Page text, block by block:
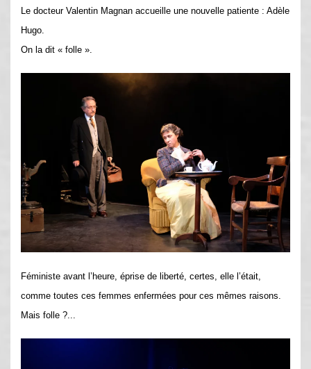
Le docteur Valentin Magnan accueille une nouvelle patiente : Adèle
Hugo.
On la dit « folle ».
Féministe avant l’heure, éprise de liberté, certes, elle l’était,
comme toutes ces femmes enfermées pour ces mêmes raisons.
Mais folle ?...